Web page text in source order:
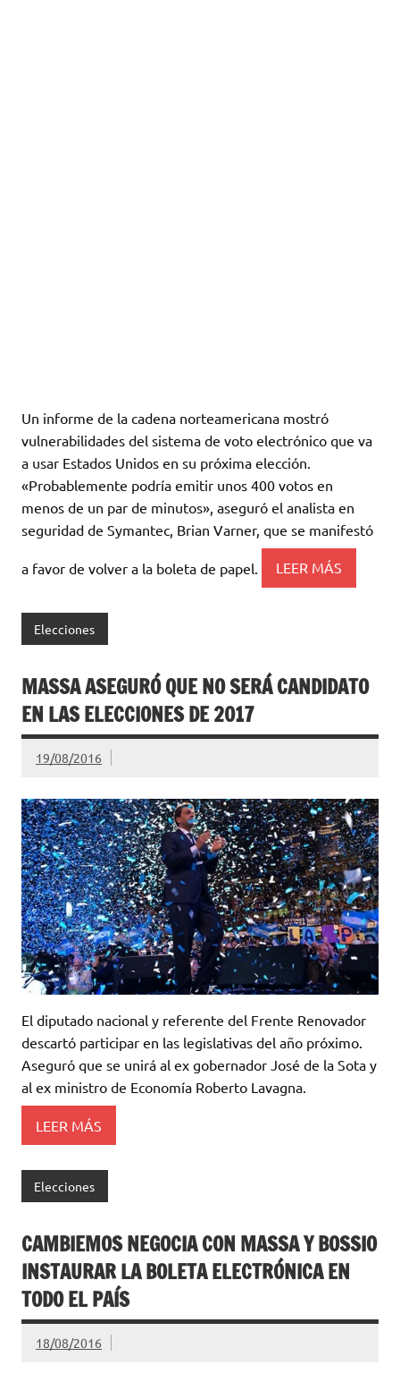
Un informe de la cadena norteamericana mostró
vulnerabilidades del sistema de voto electrónico que va
a usar Estados Unidos en su próxima elección.
«Probablemente podría emitir unos 400 votos en
menos de un par de minutos», aseguró el analista en
seguridad de Symantec, Brian Varner, que se manifestó
a favor de volver a la boleta de papel. LEER MÁS
Elecciones
MASSA ASEGURÓ QUE NO SERÁ CANDIDATO
EN LAS ELECCIONES DE 2017
19/08/2016
El diputado nacional y referente del Frente Renovador
descartó participar en las legislativas del año próximo.
Aseguró que se unirá al ex gobernador José de la Sota y
al ex ministro de Economía Roberto Lavagna.
LEER MÁS
Elecciones
CAMBIEMOS NEGOCIA CON MASSA Y BOSSIO
INSTAURAR LA BOLETA ELECTRÓNICA EN
TODO EL PAÍS
18/08/2016